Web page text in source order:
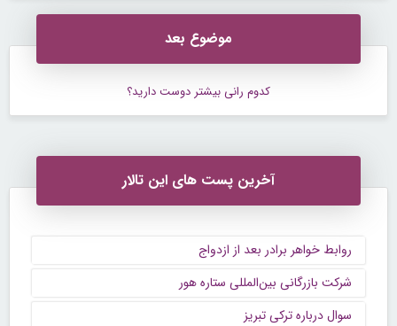
موضوع بعد
کدوم رانی بیشتر دوست دارید؟
آخرین پست های این تالار
روابط خواهر برادر بعد از ازدواج
شرکت بازرگانی بین‌المللی ستاره هور
سوال درباره ترکی تبریز